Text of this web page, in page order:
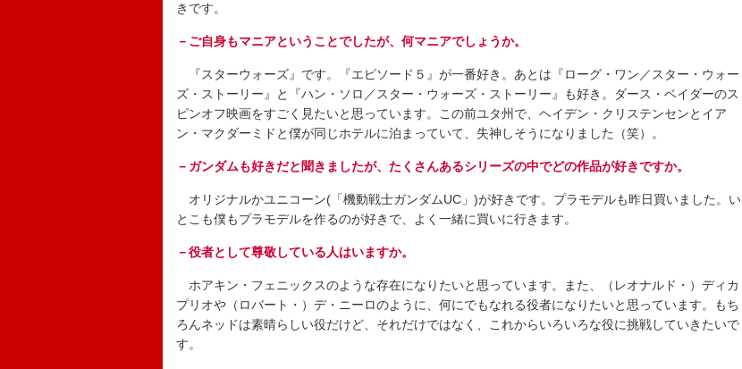
きです。
－ご自身もマニアということでしたが、何マニアでしょうか。
『スターウォーズ』です。『エピソード５』が一番好き。あとは『ローグ・ワン／スター・ウォー
ズ・ストーリー』と『ハン・ソロ／スター・ウォーズ・ストーリー』も好き。ダース・ベイダーのス
ピンオフ映画をすごく見たいと思っています。この前ユタ州で、ヘイデン・クリステンセンとイア
ン・マクダーミドと僕が同じホテルに泊まっていて、失神しそうになりました（笑）。
－ガンダムも好きだと聞きましたが、たくさんあるシリーズの中でどの作品が好きですか。
オリジナルかユニコーン(「機動戦士ガンダムUC」)が好きです。プラモデルも昨日買いました。い
とこも僕もプラモデルを作るのが好きで、よく一緒に買いに行きます。
－役者として尊敬している人はいますか。
ホアキン・フェニックスのような存在になりたいと思っています。また、（レオナルド・）ディカ
プリオや（ロバート・）デ・ニーロのように、何にでもなれる役者になりたいと思っています。もち
ろんネッドは素晴らしい役だけど、それだけではなく、これからいろいろな役に挑戦していきたいで
す。